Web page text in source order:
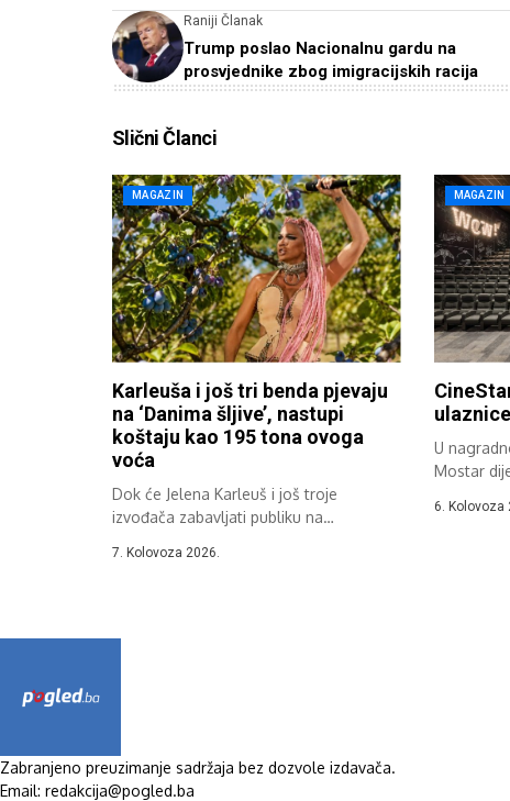
Raniji Članak
Trump poslao Nacionalnu gardu na
prosvjednike zbog imigracijskih racija
Slični Članci
MAGAZIN
Karleuša i još tri benda pjevaju
na ‘Danima šljive’, nastupi
koštaju kao 195 tona ovoga
voća
Dok će Jelena Karleuš i još troje
izvođača zabavljati publiku na
7. Kolovoza 2026.
MAGAZIN
U
Mostar
6. Kolovoza
Zabranjeno preuzimanje sadržaja bez dozvole izdavača.
Email: redakcija@pogled.ba